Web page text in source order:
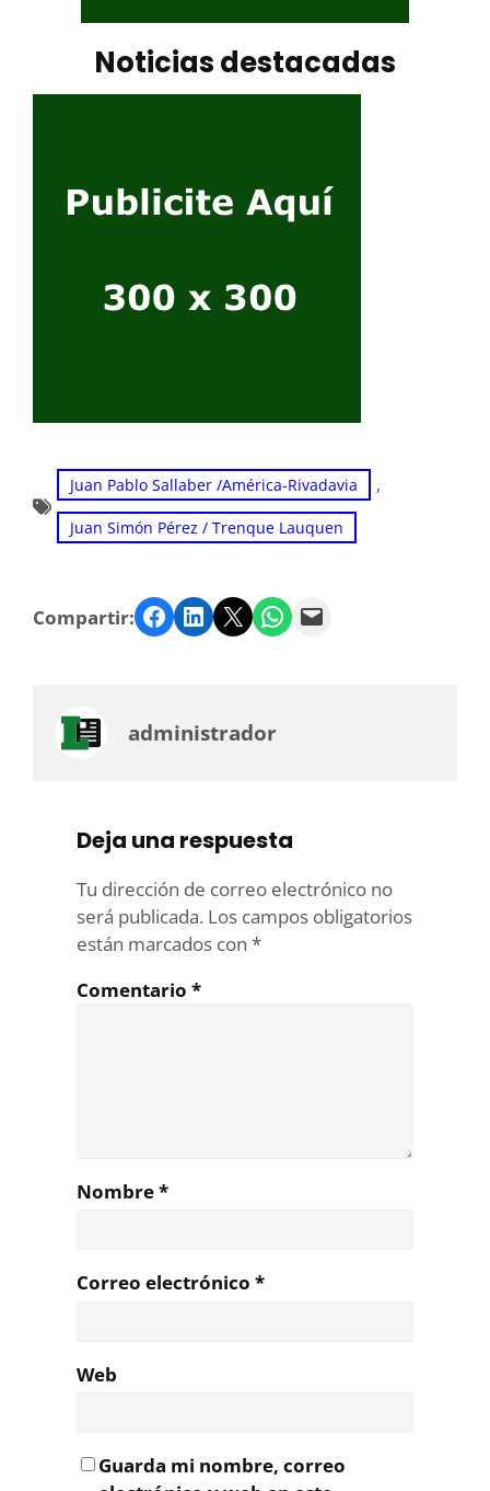
Noticias destacadas
Juan Pablo Sallaber /América-Rivadavia ,
Juan Simón Pérez / Trenque Lauquen
Compartir: Facebook LinkedIn Twitter WhatsApp Email
administrador
Deja una respuesta
Tu dirección de correo electrónico no
será publicada. Los campos obligatorios
están marcados con *
Comentario *
Nombre*
Correo electrónico *
Web
Guarda mi nombre, correo